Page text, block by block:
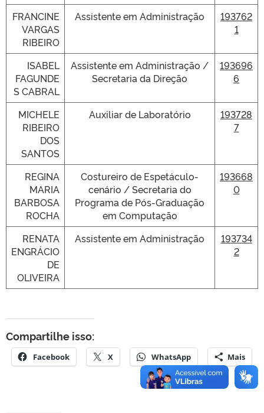
FRANCINE
VARGAS
RIBEIRO
Assistente em Administração
193762
1
ISABEL
FAGUNDE
S CABRAL
Assistente em Administração /
Secretaria da Direção
193696
6
MICHELE
RIBEIRO
DOS
SANTOS
Auxiliar de Laboratório
193728
7
REGINA
MARIA
BARBOSA
ROCHA
Costureiro de Espetáculo-
cenário / Secretaria do
Programa de Pós-Graduação
em Computação
193668
0
RENATA
ENGRÁCIO
DE
OLIVEIRA
Assistente em Administração
193734
2
Compartilhe isso:
Facebook X WhatsApp Mais